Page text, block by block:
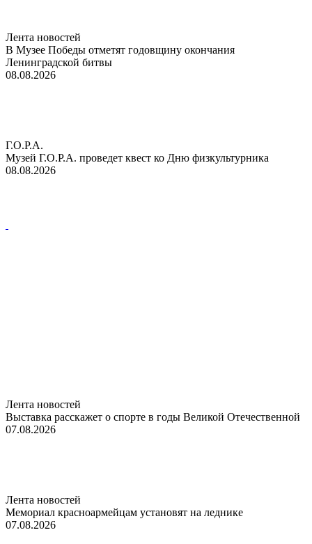
Лента новостей
В Музее Победы отметят годовщину окончания
Ленинградской битвы
08.08.2026
Г.О.Р.А.
Музей Г.О.Р.А. проведет квест ко Дню физкультурника
08.08.2026
Лента новостей
Выставка расскажет о спорте в годы Великой Отечественной
07.08.2026
Лента новостей
Мемориал красноармейцам установят на леднике
07.08.2026